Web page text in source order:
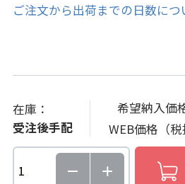
ご注文から出荷までの日数につ
在庫：
受注後手配
希望納入価
WEB価格（